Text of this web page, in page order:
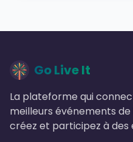
Go Live It
La plateforme qui
meilleurs événements
créez et participez à des